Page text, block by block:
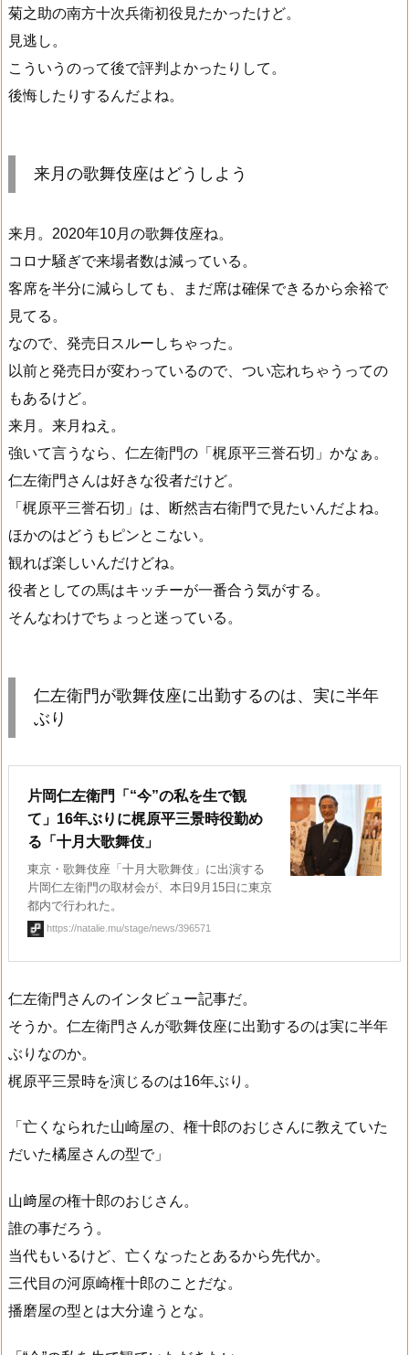
菊之助の南方十次兵衛初役見たかったけど。
見逃し。
こういうのって後で評判よかったりして。
後悔したりするんだよね。
来月の歌舞伎座はどうしよう
来月。2020年10月の歌舞伎座ね。
コロナ騒ぎで来場者数は減っている。
客席を半分に減らしても、まだ席は確保できるから余裕で
見てる。
なので、発売日スルーしちゃった。
以前と発売日が変わっているので、つい忘れちゃうっての
もあるけど。
来月。来月ねえ。
強いて言うなら、仁左衛門の「梶原平三誉石切」かなぁ。
仁左衛門さんは好きな役者だけど。
「梶原平三誉石切」は、断然吉右衛門で見たいんだよね。
ほかのはどうもピンとこない。
観れば楽しいんだけどね。
役者としての馬はキッチーが一番合う気がする。
そんなわけでちょっと迷っている。
仁左衛門が歌舞伎座に出勤するのは、実に半年
ぶり
片岡仁左衛門「“今”の私を生で観
て」16年ぶりに梶原平三景時役勤め
る「十月大歌舞伎」
東京・歌舞伎座「十月大歌舞伎」に出演する
片岡仁左衛門の取材会が、本日9月15日に東京
都内で行われた。
https://natalie.mu/stage/news/396571
仁左衛門さんのインタビュー記事だ。
そうか。仁左衛門さんが歌舞伎座に出勤するのは実に半年
ぶりなのか。
梶原平三景時を演じるのは16年ぶり。
「亡くなられた山崎屋の、権十郎のおじさんに教えていた
だいた橘屋さんの型で」
山﨑屋の権十郎のおじさん。
誰の事だろう。
当代もいるけど、亡くなったとあるから先代か。
三代目の河原崎権十郎のことだな。
播磨屋の型とは大分違うとな。